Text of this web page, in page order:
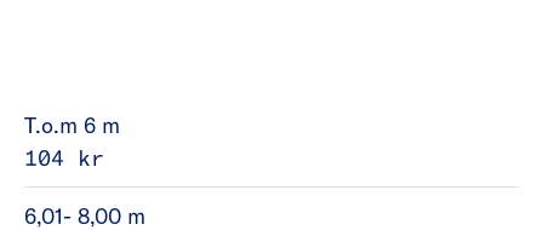
T.o.m 6 m
104 kr
6,01- 8,00 m